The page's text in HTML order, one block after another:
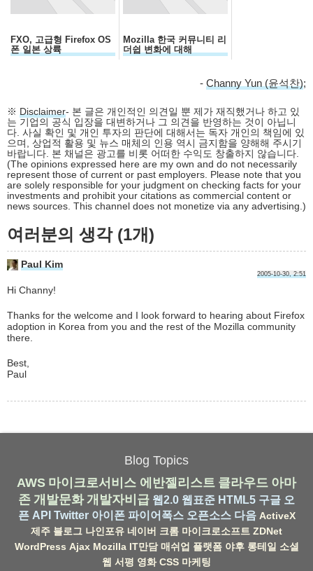
FXO, 고급형 Firefox OS
폰 일본 상륙
Mozilla 한국 커뮤니티 리
더쉽 변화에 대해
- Channy Yun (윤석찬);
※ Disclaimer- 본 글은 개인적인 의견일 뿐 제가 재직했거나 하고 있
는 기업의 공식 입장을 대변하거나 그 의견을 반영하는 것이 아닙니
다. 사실 확인 및 개인 투자의 판단에 대해서는 독자 개인의 책임에 있
으며, 상업적 활용 및 뉴스 매체의 인용 역시 금지함을 양해해 주시기
바랍니다. 본 채널은 광고를 비롯 어떠한 수익도 창출하지 않습니다.
(The opinions expressed here are my own and do not necessarily
represent those of current or past employers. Please note that you
are solely responsible for your judgment on checking facts for your
investments and prohibit your citations as commercial content or
news sources. This channel does not monetize via any advertising.)
여러분의 생각 (1개)
Paul Kim
2005-10-30, 2:51
Hi Channy!
Thanks for the welcome and I look forward to hearing about Firefox
adoption in Korea from you and the rest of the Mozilla community
there.
Best,
Paul
Blog Topics
AWS 마이크로서비스 에반젤리스트 클라우드 아마
존 개발문화 개발자비급 웹2.0 웹표준 HTML5 구글 오
픈 API Twitter 아이폰 파이어폭스 오픈소스 다음 ActiveX
제주 블로그 나인포유 네이버 크롬 마이크로소프트 ZDNet
WordPress Ajax Mozilla IT만담 매쉬업 플랫폼 야후 롱테일 소셜
웹 서평 영화 CSS 마케팅